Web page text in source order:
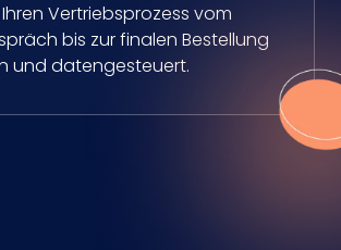
Vertriebsprozess vom
bis zur finalen Bestellung
und datengesteuert.